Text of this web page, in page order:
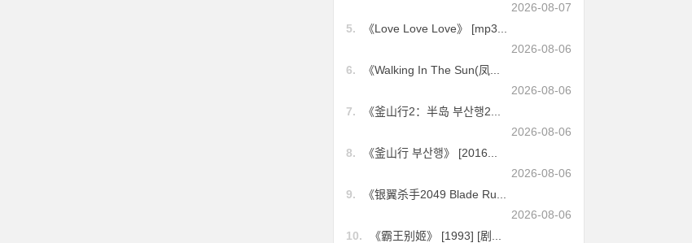
2026-08-07
5.
《Love Love Love》 [mp3...
2026-08-06
6.
《Walking In The Sun(凤...
2026-08-06
7.
《釜山行2：半岛 부산행2...
2026-08-06
8.
《釜山行 부산행》 [2016...
2026-08-06
9.
《银翼杀手2049 Blade Ru...
2026-08-06
10.
《霸王别姬》 [1993] [剧...